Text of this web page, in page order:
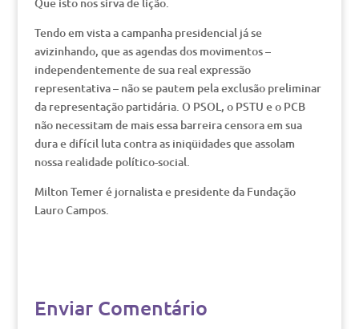
Tendo em vista a campanha presidencial já se
avizinhando, que as agendas dos movimentos –
independentemente de sua real expressão
representativa – não se pautem pela exclusão preliminar
da representação partidária. O PSOL, o PSTU e o PCB
não necessitam de mais essa barreira censora em sua
dura e difícil luta contra as iniqüidades que assolam
nossa realidade político-social.
Milton Temer é jornalista e presidente da Fundação
Lauro Campos.
Enviar Comentário